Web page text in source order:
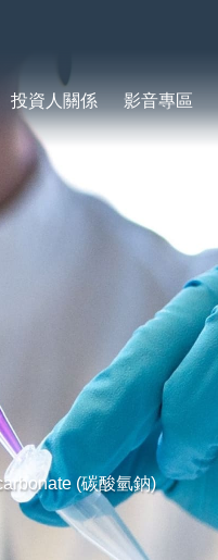
投資人關係 影音專區
(碳酸氫鈉)